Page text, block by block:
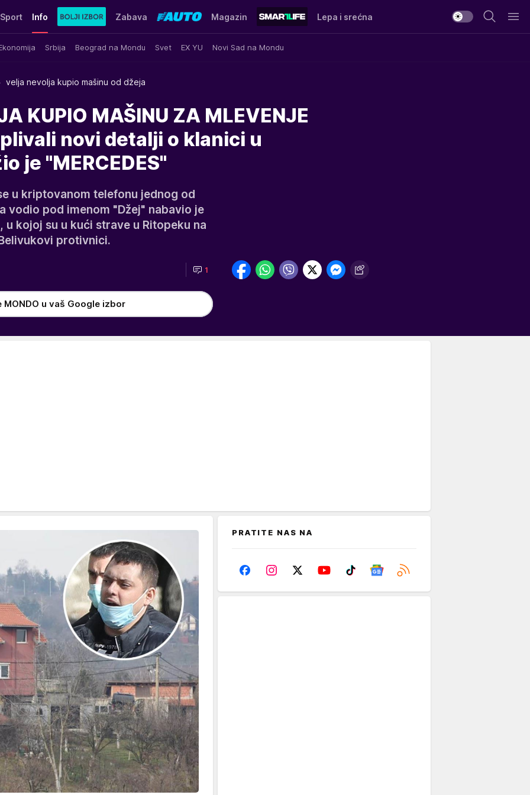
Sport Info
Srbija Beograd na Mondu Svet EX YU Novi Sad na Mondu
Zabava Magazin Lepa i srećna
velja nevolja kupio mašinu od džeja
KUPIO MAŠINU ZA MLEVENJE
novi detalji o klanici u
je "MERCEDES"
u kriptovanom telefonu jednog od
vodio pod imenom "Džej" nabavio je
u kojoj su u kući strave u Ritopeku na
protivnici.
1
MONDO u vaš Google izbor
PRATITE NAS NA